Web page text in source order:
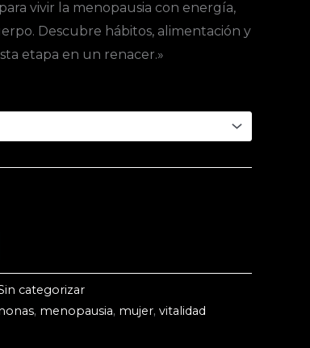
vivir la menopausia con energía,
Descubre hábitos, alimentación y
etapa en un renacer.»
categorizar
, menopausia, mujer, vitalidad